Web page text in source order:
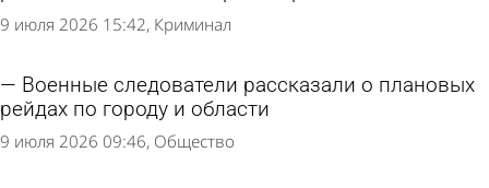
9 июля 2026 15:42 Криминал
Военные следователи рассказали о плановых
рейдах по городу и области
9 июля 2026 09:46 Общество